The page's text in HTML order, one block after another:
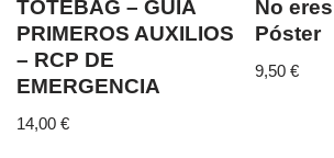
TOTEBAG – GUÍA
PRIMEROS AUXILIOS
– RCP DE
EMERGENCIA
14,00 €
No
Póster
9,50€